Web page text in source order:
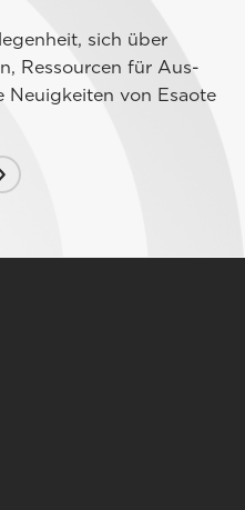
sich über
Ressourcen für Aus-
von Esaote